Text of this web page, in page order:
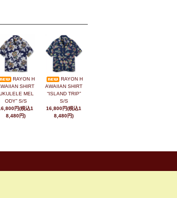
RAYON H
SHIRT
MEL
ODY” S/S
円(税込1
8,480円)
RAYON H
AWAIIAN SHIRT
“ISLAND TRIP”
S/S
16,800円(税込1
8,480円)